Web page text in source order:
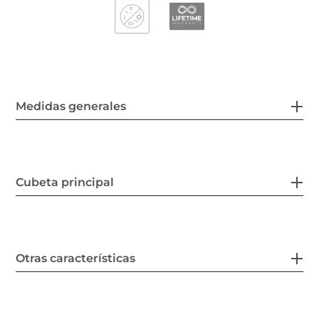
Medidas generales
Cubeta principal
Otras características